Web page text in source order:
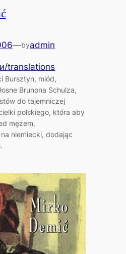
—byadmin
translations
Bursztyn, miód,
Brunona Schulza,
do tajemniczej
polskiego, która aby
mężem,
na niemiecki, dodając